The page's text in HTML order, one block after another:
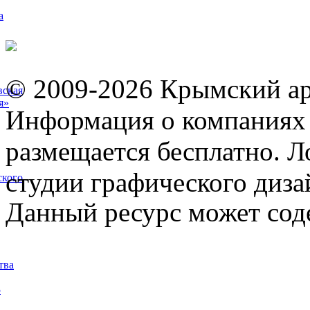
© 2009-2026 Крымский
Информация о компаниях
размещается бесплатно.
студии графического
Данный ресурс может